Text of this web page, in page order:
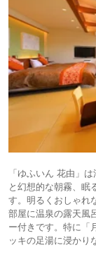
「ゆふいん 花由」
と幻想的な朝霧、眠
す。明るくおしゃれ
部屋に温泉の露天風
ー付きです。特に「
ッキの足湯に浸か